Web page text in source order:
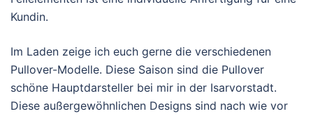
Kundin.
Im Laden zeige ich euch gerne die verschiedenen
Pullover-Modelle. Diese Saison sind die Pullover
schöne Hauptdarsteller bei mir in der Isarvorstadt.
Diese außergewöhnlichen Designs sind nach wie vor